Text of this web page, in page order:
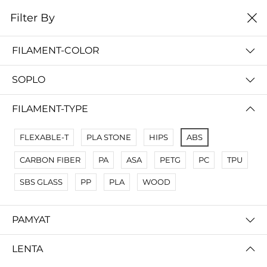
0
No Results
Not Found Filters1
Not Found Filters2
Filter By
FILAMENT-COLOR
SOPLO
FILAMENT-TYPE
FLEXABLE-T PLA STONE HIPS ABS
CARBON FIBER PA ASA PETG PC TPU
SBS GLASS PP PLA WOOD
PAMYAT
LENTA